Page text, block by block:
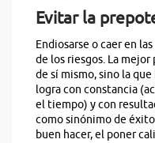
Evitar la
Endiosarse o caer en
de los riesgos. La
de sí mismo, sino la
logra con constancia
el tiempo) y con
como sinónimo de
buen hacer, el poner